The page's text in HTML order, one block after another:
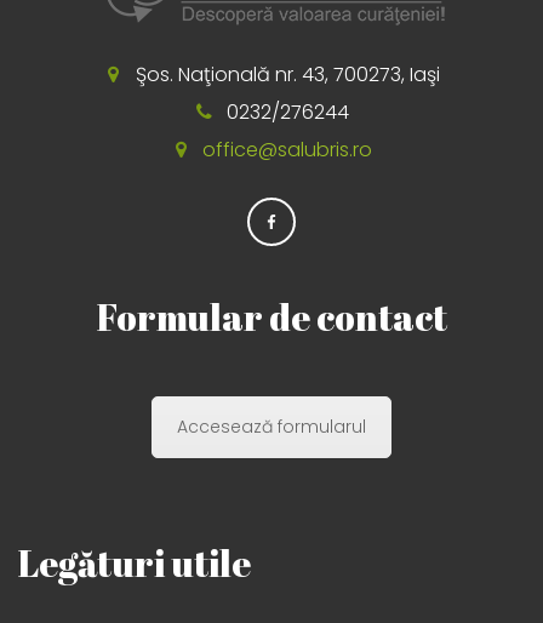
Şos. Naţională nr. 43, 700273, Iaşi
0232/276244
office@salubris.ro
Formular de contact
Accesează formularul
Legături utile